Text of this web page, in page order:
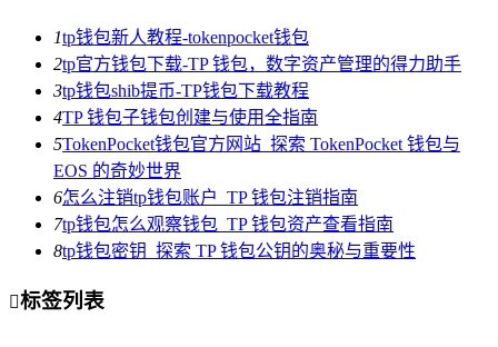
1tp钱包新人教程-tokenpocket钱包
2tp官方钱包下载-TP 钱包，数字资产管理的得力助手
3tp钱包shib提币-TP钱包下载教程
4TP 钱包子钱包创建与使用全指南
5TokenPocket钱包官方网站_探索 TokenPocket 钱包与
EOS 的奇妙世界
6怎么注销tp钱包账户_TP 钱包注销指南
7tp钱包怎么观察钱包_TP 钱包资产查看指南
8tp钱包密钥_探索 TP 钱包公钥的奥秘与重要性
标签列表